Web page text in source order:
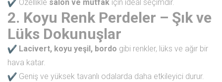
Özellikle salon ve mutfak için ideal seçimdir.
2. Koyu Renk Perdeler – Şık ve
Lüks Dokunuşlar
Lacivert, koyu yeşil, bordo gibi renkler, lüks ve ağır bir
hava katar.
Geniş ve yüksek tavanlı odalarda daha etkileyici durur.